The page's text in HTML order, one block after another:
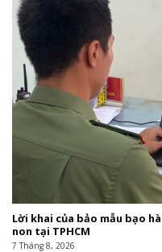
Lời khai của bảo mẫu bạo
non tại TPHCM
7 Tháng 8, 2026